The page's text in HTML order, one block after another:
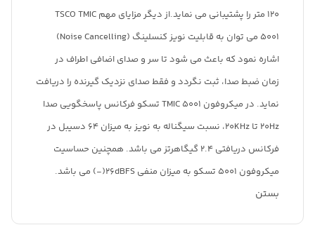
120 متر را پشتیبانی می نماید.از دیگر مزایای مهم TSCO TMIC
5001 می توان به قابلیت نویز کنسلینگ (Noise Cancelling)
اشاره نمود که باعث می شود تا سر و صدای اضافی اطراف در
زمان ضبط صدا، ثبت نگردد و فقط صدای نزدیک گیرنده را دریافت
نماید. در میکروفون TMIC 5001 تسکو فرکانس پاسخگویی صدا
20Hz تا 20KHz، نسبت سیگناله به نویز به میزان 64 دسیبل در
فرکانس دریافتی 2.4 گیگاهرتز می باشد. همچنین حساسیت
میکروفون 5001 تسکو به میزان منفی 26dBFS(-) می باشد.
بستن